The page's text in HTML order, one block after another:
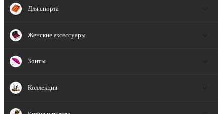
Для спорта
Женские аксессуары
Зонты
Коллекции